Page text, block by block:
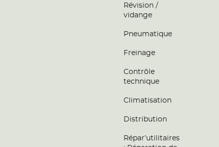
Révision /
vidange
Pneumatique
Freinage
Contrôle
technique
Climatisation
Distribution
Répar’utilitaires